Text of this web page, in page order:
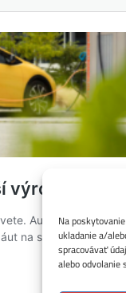
Na
ukladanie a/
spracovávať
alebo odvolanie